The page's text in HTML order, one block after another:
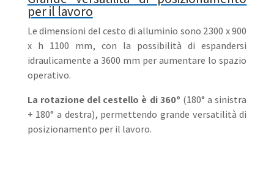
per il lavoro
Le dimensioni del cesto di alluminio sono 2300 x 900
x h 1100 mm, con la possibilità di espandersi
idraulicamente a 3600 mm per aumentare lo spazio
operativo.
La rotazione del cestello è di 360º (180° a sinistra
+ 180° a destra), permettendo grande versatilità di
posizionamento per il lavoro.